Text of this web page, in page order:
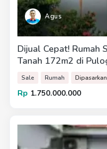
Agus
Dijual Cepat! Rumah
Tanah 172m2 di
Sale Rumah Dipasarkan
Rp 1.750.000.000